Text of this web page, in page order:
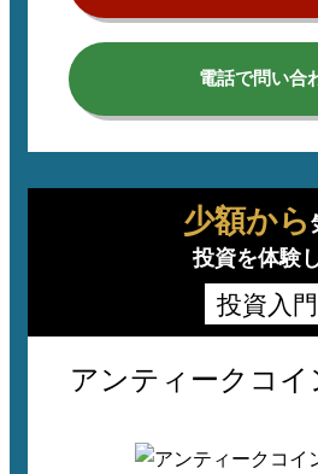
電話で問い合
少額から
投資を体験
投資入
アンティークコ